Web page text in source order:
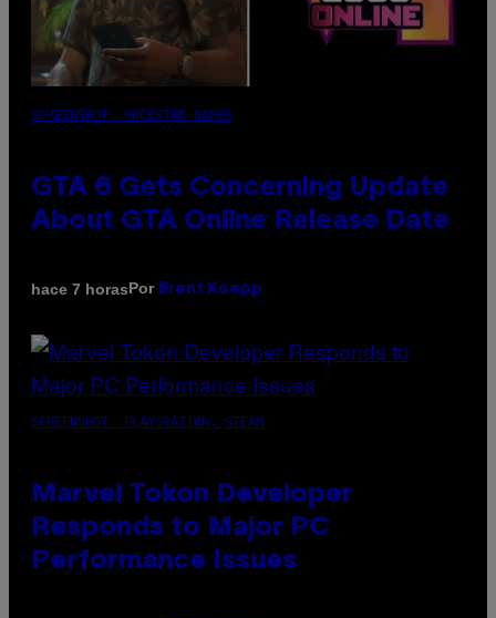
SCREENSHOT: ROCKSTAR GAMES
GTA 6 Gets Concerning Update
About GTA Online Release Date
hace 7 horasPor Brent Koepp
SCREENSHOT: PLAYSTATION, STEAM
Marvel Tokon Developer
Responds to Major PC
Performance Issues